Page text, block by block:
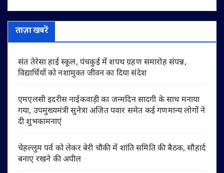
ताज़ा खबरें
संत तेरेसा हाई स्कूल, पंचकुई में शपथ ग्रहण समारोह संपन्न,
विद्यार्थियों को नशामुक्त जीवन का दिया संदेश
एमएलसी इदरीस नाईकवाड़ी का जन्मदिन सादगी के साथ मनाया
गया, उपमुख्यमंत्री सुनेत्रा अजित पवार समेत कई गणमान्य लोगों ने
दी शुभकामनाएं
चेहल्लुम पर्व को लेकर बेरी चौकी में शांति समिति की बैठक, सौहार्द
बनाए रखने की अपील